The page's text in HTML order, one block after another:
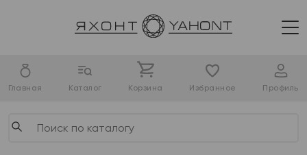
Главная Каталог Корзина Избранное Профиль